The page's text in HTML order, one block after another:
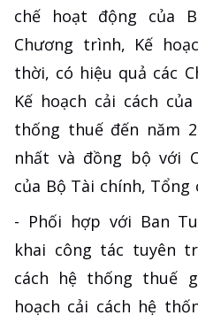
chế hoạt động của
Chương trình, Kế
thời, có hiệu quả các
Kế hoạch cải cách
thống thuế đến năm
nhất và đồng bộ với
của Bộ Tài chính, Tổng
- Phối hợp với Ban
khai công tác tuyên
cách hệ thống thuế
hoạch cải cách hệ